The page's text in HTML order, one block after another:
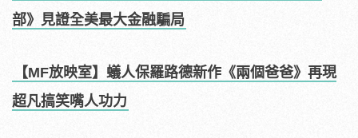
部》見證全美最大金融騙局
【MF放映室】蟻人保羅路德新作《兩個爸爸》再現
超凡搞笑嘴人功力